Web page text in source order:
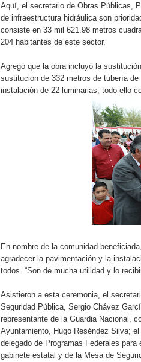
Aquí, el secretario de Obras Públicas,
de infraestructura hidráulica son
consiste en 33 mil 621.98 metros
204 habitantes de este sector.
Agregó que la obra incluyó la
sustitución de 332 metros de tubería
instalación de 22 luminarias, todo ello
En nombre de la comunidad
agradecer la pavimentación y la
todos. “Son de mucha utilidad y lo
Asistieron a esta ceremonia, el
Seguridad Pública, Sergio Chávez
representante de la Guardia Nacional,
Ayuntamiento, Hugo Reséndez Silva;
delegado de Programas Federales
gabinete estatal y de la Mesa de